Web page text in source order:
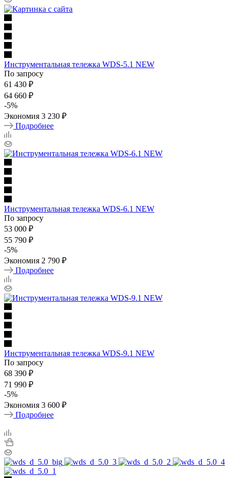
Инструментальная тележка WDS-5.1 NEW
По запросу
61 430 ₽
64 660 ₽
-5%
Экономия 3 230 ₽
Подробнее
Инструментальная тележка WDS-6.1 NEW
По запросу
53 000 ₽
55 790 ₽
-5%
Экономия 2 790 ₽
Подробнее
Инструментальная тележка WDS-9.1 NEW
По запросу
68 390 ₽
71 990 ₽
-5%
Экономия 3 600 ₽
Подробнее